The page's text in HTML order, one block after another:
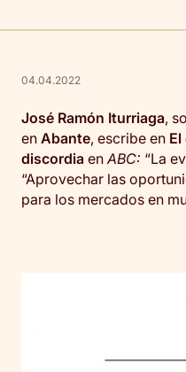
04.04.2022
José Ramón Iturriaga,
en Abante, escribe en
discordia en ABC: “La
“Aprovechar las
para los mercados en